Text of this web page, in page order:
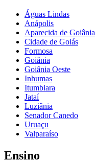
Águas Lindas
Anápolis
Aparecida de Goiânia
Cidade de Goiás
Formosa
Goiânia
Goiânia Oeste
Inhumas
Itumbiara
Jataí
Luziânia
Senador Canedo
Uruaçu
Valparaíso
Ensino